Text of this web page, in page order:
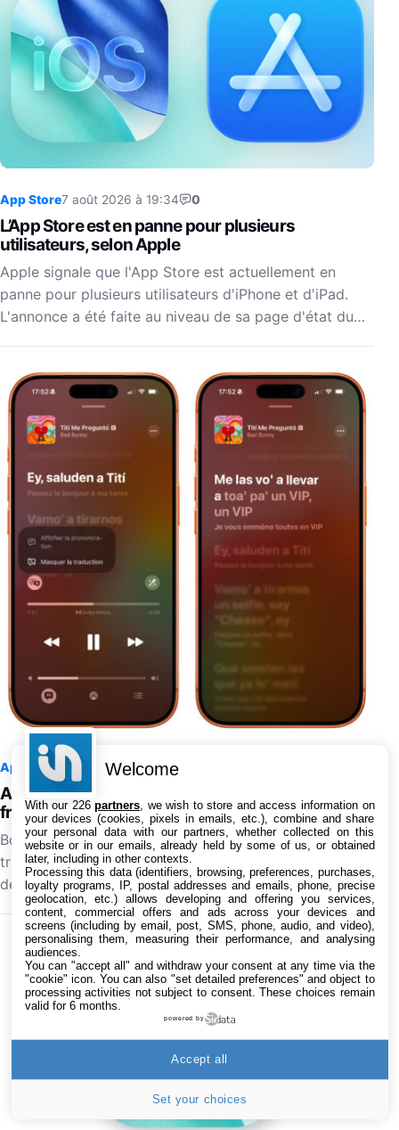
App Store7 août 2026 à 19:34 0
L’App Store est en panne pour plusieurs
utilisateurs, selon Apple
Apple signale que l'App Store est actuellement en
panne pour plusieurs utilisateurs d'iPhone et d'iPad.
L'annonce a été faite au niveau de sa page d'état du…
App Store 7 août 2026 à 18:46
Apple Music : la traduction des paroles en
français est en cours de déploiement
Bonne nouvelle pour les utilisateurs d'Apple Music : la
traduction des paroles en français est en cours de
déploiement, après un test en début d'année. Cela…
Welcome
With our 226partners , we wish to store and access information on
your devices (cookies, pixels in emails, etc.), combine and share
your personal data with our partners, whether collected on this
website or in our emails, already held by some of us, or obtained
later, including in other contexts.
Processing this data (identifiers, browsing, preferences, purchases,
loyalty programs, IP, postal addresses and emails, phone, precise
geolocation, etc.) allows developing and offering you services,
content, commercial offers and ads across your devices and
screens (including by email, post, SMS, phone, audio, and video),
personalising them, measuring their performance, and analysing
audiences.
You can "accept all" and withdraw your consent at any time via the
"cookie" icon. You can also "set detailed preferences" and object to
processing activities not subject to consent. These choices remain
valid for 6 months.
powered by
Set your choices
Accept all